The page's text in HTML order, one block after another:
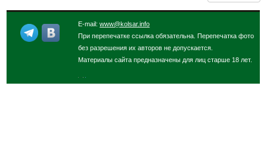
E-mail:www@kolsar.info
При перепечатке ссылка обязательна. Перепечатка фото
без разрешения их авторов не допускается.
Материалы сайта предназначены для лиц старше 18 лет.